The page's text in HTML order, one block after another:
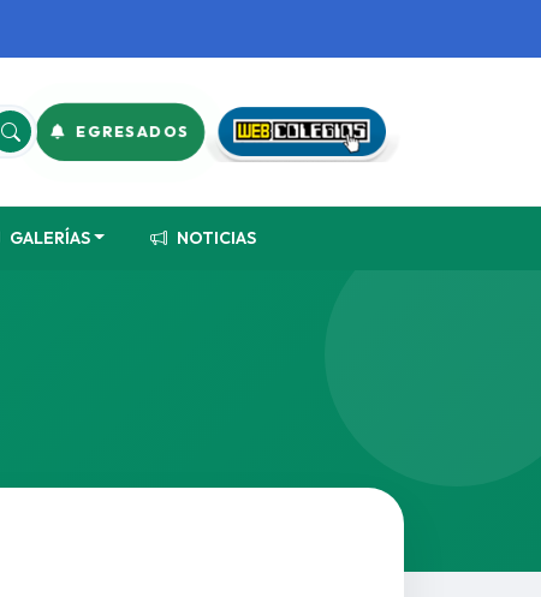
EGRESADOS
GALERÍAS NOTICIAS